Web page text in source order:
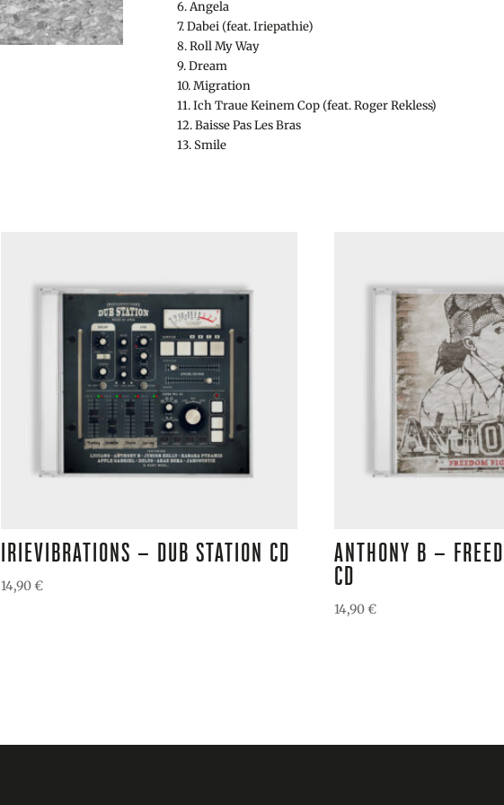
6. Angela
7. Dabei (feat. Iriepathie)
8. Roll My Way
9. Dream
10. Migration
11. Ich Traue Keinem Cop (feat. Roger Rekless)
12. Baisse Pas Les Bras
13. Smile
IRIEVIBRATIONS – DUB STATION CD
14,90€
ANTHONY B –
CD
14,90€